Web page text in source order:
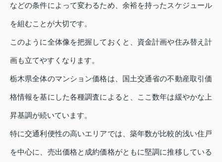
などの条件によって変わるため、余裕を持ったスケジュール
を組むことが大切です。
このように全体像を把握しておくと、資金計画や住み替え計
画も立てやすくなります。
栃木県全体のマンション価格は、国土交通省の不動産取引価
格情報を基にした各種調査によると、ここ数年は緩やかな上
昇基調が続いています。
特に交通利便性の高いエリアでは、築年数が比較的浅い住戸
を中心に、売出価格と成約価格がともに堅調に推移している